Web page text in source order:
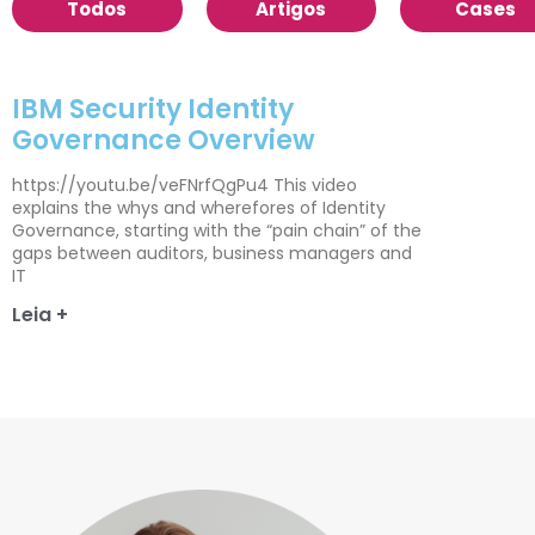
Todos Artigos Cases
IBM Security Identity
Governance Overview
https://youtu.be/veFNrfQgPu4 This video
explains the whys and wherefores of Identity
Governance, starting with the “pain chain” of the
gaps between auditors, business managers and
IT
Leia +